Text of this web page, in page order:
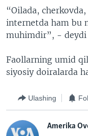
“Oilada,
internetda ham bu
muhimdir”, - deydi
Faollarning umid
siyosiy doiralarda
Ulashing
Amerika